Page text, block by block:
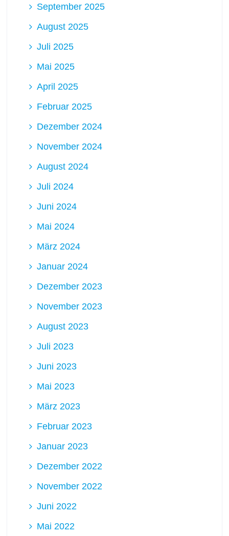
September 2025
August 2025
Juli 2025
Mai 2025
April 2025
Februar 2025
Dezember 2024
November 2024
August 2024
Juli 2024
Juni 2024
Mai 2024
März 2024
Januar 2024
Dezember 2023
November 2023
August 2023
Juli 2023
Juni 2023
Mai 2023
März 2023
Februar 2023
Januar 2023
Dezember 2022
November 2022
Juni 2022
Mai 2022